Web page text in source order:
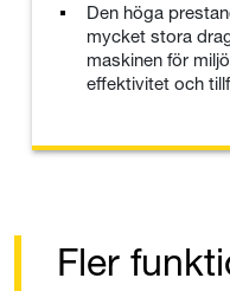
Den höga
mycket stora
maskinen för
effektivitet och
Fler